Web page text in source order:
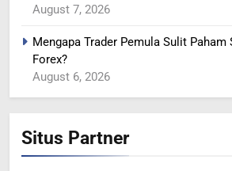
August 7, 2026
Mengapa Trader Pemula Sulit Paham
Forex?
August 6, 2026
Situs Partner
INTERVENSI
BERITA FOREX
366
MINYAK